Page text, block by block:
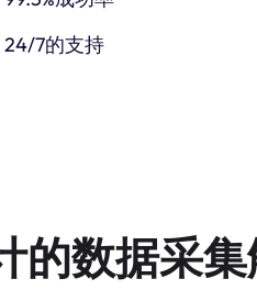
24/7的支持
的数据采